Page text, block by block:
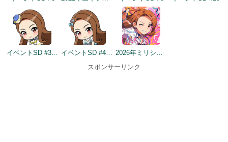
イベントSD #358 イベントSD #432
2026年ミリシタ9周年カウントダウン（1日前）
スポンサーリンク